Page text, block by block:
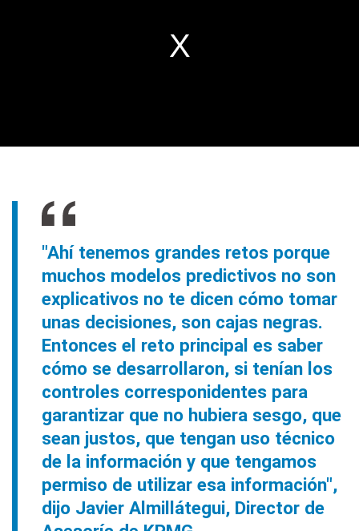
"Ahí tenemos grandes retos porque
muchos modelos predictivos no son
explicativos no te dicen cómo tomar
unas decisiones, son cajas negras.
Entonces el reto principal es saber
cómo se desarrollaron, si tenían los
controles corresponidentes para
garantizar que no hubiera sesgo, que
sean justos, que tengan uso técnico
de la información y que tengamos
permiso de utilizar esa información",
dijo Javier Almillátegui, Director de